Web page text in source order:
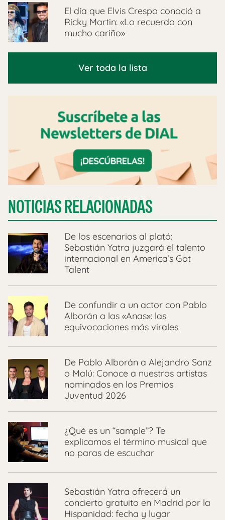
El día que Elvis Crespo conoció a
Ricky Martin: «Lo recuerdo con
mucho cariño»
Ver toda la lista
NOTICIAS RELACIONADAS
De los escenarios al plató:
Sebastián Yatra juzgará el talento
internacional en America’s Got
Talent
De confundir a un actor con Pablo
Alborán a las «Anas»: las
equivocaciones más virales
De Pablo Alborán a Alejandro Sanz
o Malú: Conoce a nuestros artistas
nominados en los Premios
Juventud 2026
¿Qué es un “sample”? Te
explicamos el término musical que
no paras de escuchar
Sebastián Yatra ofrecerá un
concierto gratuito en Madrid por la
Hispanidad: fecha y lugar